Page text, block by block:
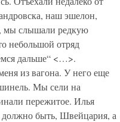
наш эшелон,
мы слышали редкую
небольшой отряд
дальше“ <…>.
из вагона. У него еще
Мы сели на
пережитое. Илья
должно быть, Швейцария, а